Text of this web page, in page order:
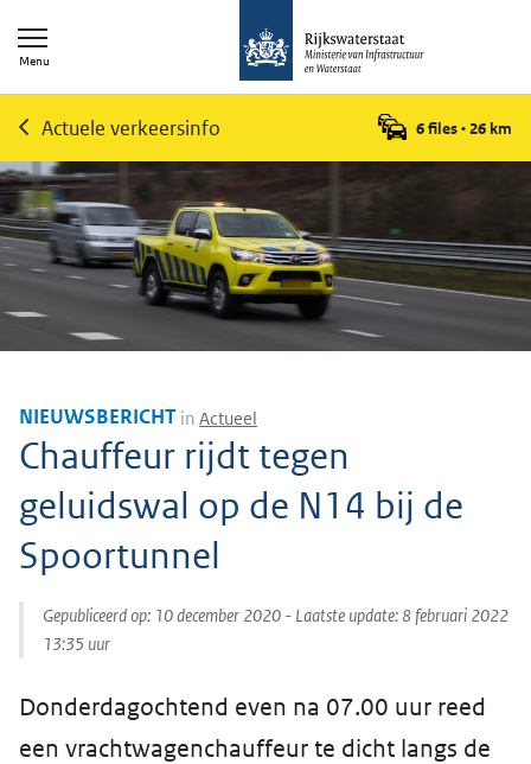
Menu
Actuele verkeersinfo 6 files•26 km
NIEUWSBERICHT in Actueel
Chauffeur rijdt tegen
geluidswal op de N14 bij de
Spoortunnel
Gepubliceerd op: 10 december 2020 - Laatste update:8 februari 2022
13:35 uur
Donderdagochtend even na 07.00 uur reed
een vrachtwagenchauffeur te dicht langs de